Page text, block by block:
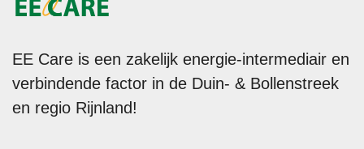
EE Care is een zakelijk energie-intermediair en
verbindende factor in de Duin- & Bollenstreek
en regio Rijnland!